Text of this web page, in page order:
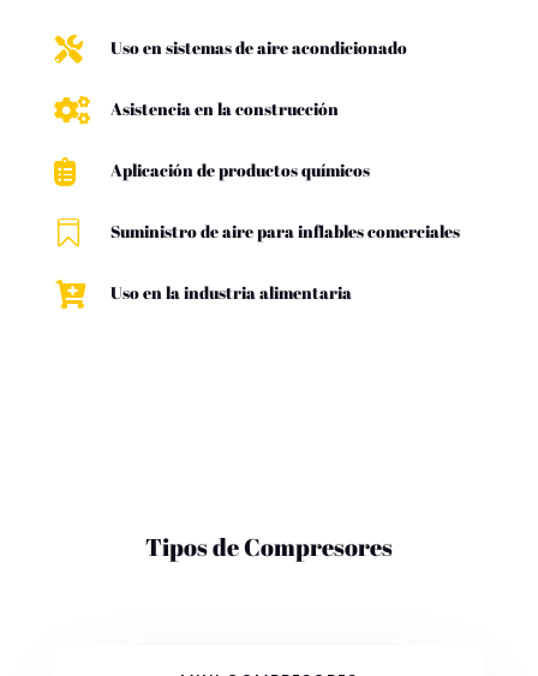
 Uso en sistemas de aire acondicionado
 Asistencia en la construcción
 Aplicación de productos químicos
 Suministro de aire para inflables comerciales
 Uso en la industria alimentaria
Tipos de Compresores